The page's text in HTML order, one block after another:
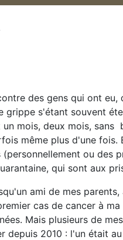
des gens qui ont eu,
grippe s'étant souvent
mois, deux mois, sans
même plus d'une
(personnellement ou des
qui sont aux
ami de mes
cas de cancer à
Mais plusieurs de
depuis 2010 : l'un était